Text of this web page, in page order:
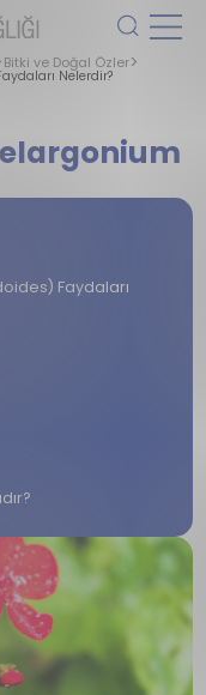
Bitki ve Doğal Özler
Nelerdir?
Faydaları